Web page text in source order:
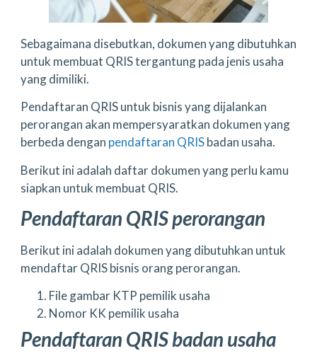
Sebagaimana disebutkan, dokumen yang dibutuhkan
untuk membuat QRIS tergantung pada jenis usaha
yang dimiliki.
Pendaftaran QRIS untuk bisnis yang dijalankan
perorangan akan mempersyaratkan dokumen yang
berbeda dengan pendaftaran QRISbadan usaha.
Berikut ini adalah daftar dokumen yang perlu kamu
siapkan untuk membuat QRIS.
Pendaftaran QRIS perorangan
Berikut ini adalah dokumen yang dibutuhkan untuk
mendaftar QRIS bisnis orang perorangan.
File gambar KTP pemilik usaha
Nomor KK pemilik usaha
Pendaftaran QRIS badan usaha